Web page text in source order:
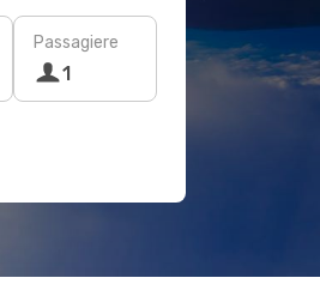
Passagiere
1